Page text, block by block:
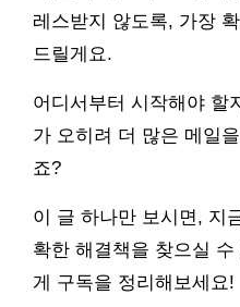
레스받지 않도록, 가장
드릴게요.
어디서부터 시작해야 할
가 오히려 더 많은 메일
죠?
이 글 하나만 보시면, 지
확한 해결책을 찾으실
게 구독을 정리해보세요!